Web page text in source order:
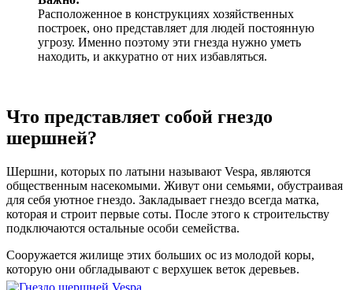
Расположенное в конструкциях хозяйственных
построек, оно представляет для людей постоянную
угрозу. Именно поэтому эти гнезда нужно уметь
находить, и аккуратно от них избавляться.
Что представляет собой гнездо
шершней?
Шершни, которых по латыни называют Vespa, являются
общественным насекомыми. Живут они семьями, обустраивая
для себя уютное гнездо. Закладывает гнездо всегда матка,
которая и строит первые соты. После этого к строительству
подключаются остальные особи семейства.
Сооружается жилище этих больших ос из молодой коры,
которую они обгладывают с верхушек веток деревьев.